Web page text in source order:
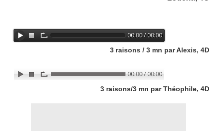
3 raisons / 3 mn par Alexis, 4D
3 raisons/3 mn par Théophile, 4D